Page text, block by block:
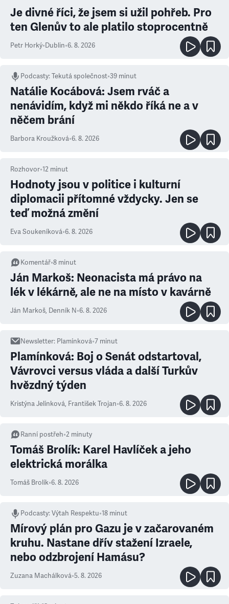
Je divné říci, že jsem si užil pohřeb. Pro
ten Glenův to ale platilo stoprocentně
Petr Horký•Dublin•6. 8. 2026
Podcasty:Tekutá společnost•39 minut
Natálie Kocábová: Jsem rváč a
nenávidím, když mi někdo říká ne a v
něčem brání
Barbora Kroužková•6. 8. 2026
Rozhovor•12 minut
Hodnoty jsou v politice i kulturní
diplomacii přítomné vždycky. Jen se
teď možná změní
Eva Soukeníková•6. 8. 2026
Komentář•8 minut
Ján Markoš: Neonacista má právo na
lék v lékárně, ale ne na místo v kavárně
Ján Markoš, Denník N•6. 8. 2026
Newsletter: Plamínková•7 minut
Plamínková: Boj o Senát odstartoval,
Vávrovci versus vláda a další Turkův
hvězdný týden
Kristýna Jelínková, František Trojan•6. 8. 2026
Ranní postřeh•2 minuty
Tomáš Brolík: Karel Havlíček a jeho
elektrická morálka
Tomáš Brolík•6. 8. 2026
Podcasty:Výtah Respektu•18 minut
Mírový plán pro Gazu je v začarovaném
kruhu. Nastane dřív stažení Izraele,
nebo odzbrojení Hamásu?
Zuzana Machálková•5. 8. 2026